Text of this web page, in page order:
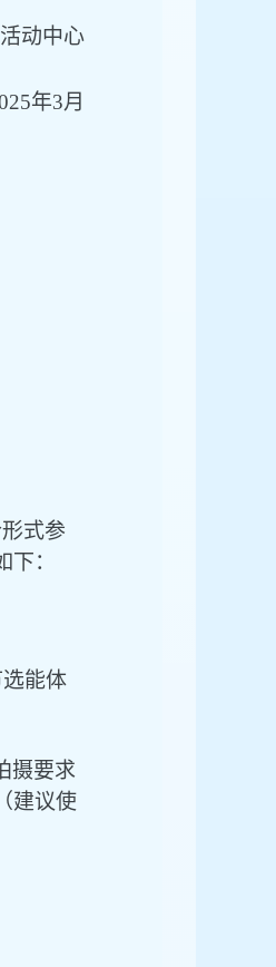
动中心
年3月
式参
：
选能体
摄要求
（建议使